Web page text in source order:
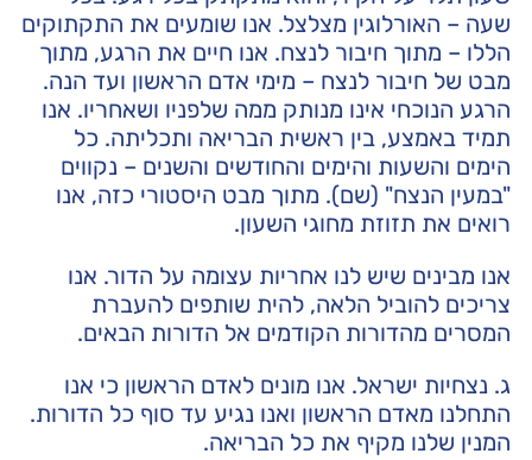
שעה – האורלוגין מצלצל. אנו שומעים את התקתוקים
הללו – מתוך חיבור לנצח. אנו חיים את הרגע, מתוך
מבט של חיבור לנצח – מימי אדם הראשון ועד הנה.
הרגע הנוכחי אינו מנותק ממה שלפניו ושאחריו. אנו
תמיד באמצע, בין ראשית הבריאה ותכליתה. כל
הימים והשעות והימים והחודשים והשנים – נקווים
"במעין הנצח" (שם). מתוך מבט היסטורי כזה, אנו
רואים את תזוזת מחוגי השעון.
אנו מבינים שיש לנו אחריות עצומה על הדור. אנו
צריכים להוביל הלאה, להית שותפים להעברת
המסרים מהדורות הקודמים אל הדורות הבאים.
ג. נצחיות ישראל. אנו מונים לאדם הראשון כי אנו
התחלנו מאדם הראשון ואנו נגיע עד סוף כל הדורות.
המנין שלנו מקיף את כל הבריאה.